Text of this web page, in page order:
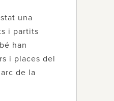
una
i partits
han
i places del
de la